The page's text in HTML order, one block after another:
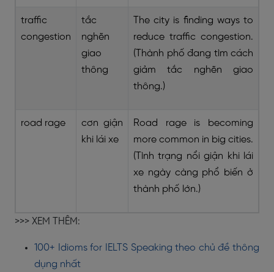
traffic
congestion
tắc
nghẽn
giao
thông
The city is finding ways to
reduce traffic congestion.
(Thành phố đang tìm cách
giảm tắc nghẽn giao
thông.)
road rage
cơn giận
khi lái xe
Road rage is becoming
more common in big cities.
(Tình trạng nổi giận khi lái
xe ngày càng phổ biến ở
thành phố lớn.)
>>> XEM THÊM:
100+ Idioms for IELTS Speaking theo chủ đề thông
dụng nhất